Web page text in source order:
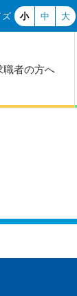
ズ 小 中 大
職者の方へ